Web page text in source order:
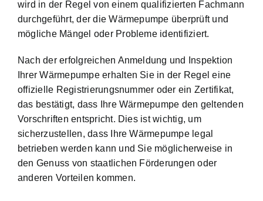
wird in der Regel von einem qualifizierten Fachmann
durchgeführt, der die Wärmepumpe überprüft und
mögliche Mängel oder Probleme identifiziert.
Nach der erfolgreichen Anmeldung und Inspektion
Ihrer Wärmepumpe erhalten Sie in der Regel eine
offizielle Registrierungsnummer oder ein Zertifikat,
das bestätigt, dass Ihre Wärmepumpe den geltenden
Vorschriften entspricht. Dies ist wichtig, um
sicherzustellen, dass Ihre Wärmepumpe legal
betrieben werden kann und Sie möglicherweise in
den Genuss von staatlichen Förderungen oder
anderen Vorteilen kommen.